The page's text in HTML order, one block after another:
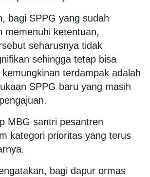
bagi SPPG yang sudah
memenuhi ketentuan,
seharusnya tidak
sehingga tetap bisa
kemungkinan terdampak adalah
SPPG baru yang masih
MBG santri pesantren
kategori prioritas yang terus
bagi dapur ormas